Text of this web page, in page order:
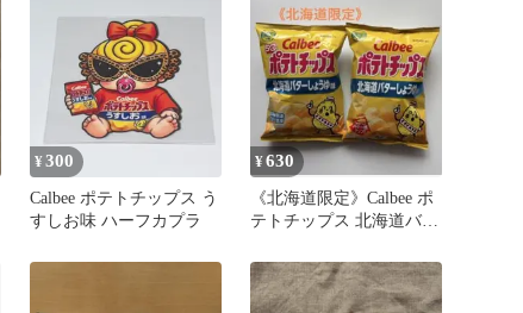
¥300
Calbee ポテトチップス う
すしお味 ハーフカプラ
¥630
《北海道限定》Calbee ポ
テトチップス 北海道バタ